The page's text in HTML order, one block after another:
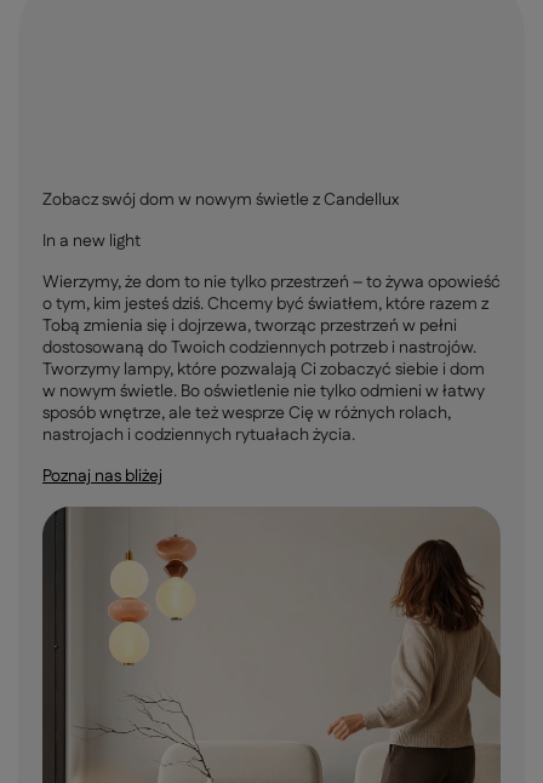
Zobacz swój dom w nowym świetle z Candellux
In a new light
Wierzymy, że dom to nie tylko przestrzeń – to żywa opowieść
o tym, kim jesteś dziś. Chcemy być światłem, które razem z
Tobą zmienia się i dojrzewa, tworząc przestrzeń w pełni
dostosowaną do Twoich codziennych potrzeb i nastrojów.
Tworzymy lampy, które pozwalają Ci zobaczyć siebie i dom
w nowym świetle. Bo oświetlenie nie tylko odmieni w łatwy
sposób wnętrze, ale też wesprze Cię w różnych rolach,
nastrojach i codziennych rytuałach życia.
Poznaj nas bliżej